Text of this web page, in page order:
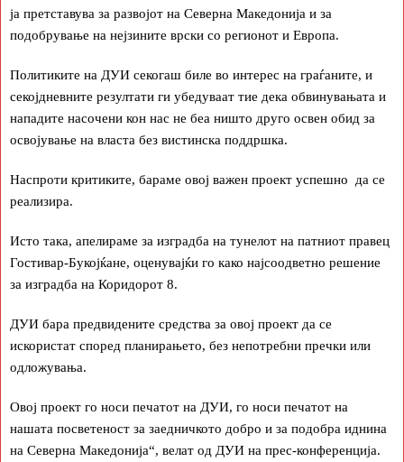
ја претставува за развојот на Северна Македонија и за
подобрување на нејзините врски со регионот и Европа.
Политиките на ДУИ секогаш биле во интерес на граѓаните, и
секојдневните резултати ги убедуваат тие дека обвинувањата и
нападите насочени кон нас не беа ништо друго освен обид за
освојување на власта без вистинска поддршка.
Наспроти критиките, бараме овој важен проект успешно да се
реализира.
Исто така, апелираме за изградба на тунелот на патниот правец
Гостивар-Букојќане, оценувајќи го како најсоодветно решение
за изградба на Коридорот 8.
ДУИ бара предвидените средства за овој проект да се
искористат според планирањето, без непотребни пречки или
одложувања.
Овој проект го носи печатот на ДУИ, го носи печатот на
нашата посветеност за заедничкото добро и за подобра иднина
на Северна Македонија“, велат од ДУИ на прес-конференција.